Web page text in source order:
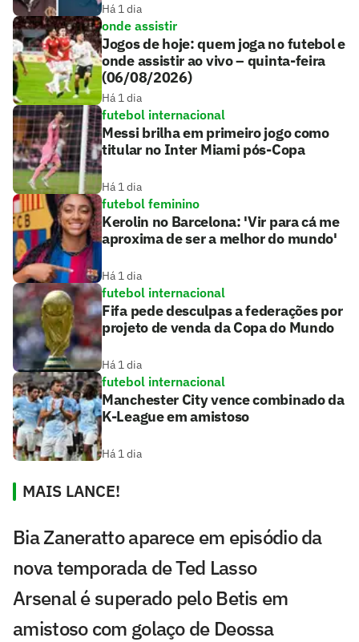
Há 1 dia
onde assistir
Jogos de hoje: quem joga no futebol e
onde assistir ao vivo – quinta-feira
(06/08/2026)
Há 1 dia
futebol internacional
Messi brilha em primeiro jogo como
titular no Inter Miami pós-Copa
Há 1 dia
futebol feminino
Kerolin no Barcelona: 'Vir para cá me
aproxima de ser a melhor do mundo'
Há 1 dia
futebol internacional
Fifa pede desculpas a federações por
projeto de venda da Copa do Mundo
Há 1 dia
futebol internacional
Manchester City vence combinado da
K-League em amistoso
Há 1 dia
MAIS LANCE!
Bia Zaneratto aparece em episódio da
nova temporada de Ted Lasso
Arsenal é superado pelo Betis em
amistoso com golaço de Deossa